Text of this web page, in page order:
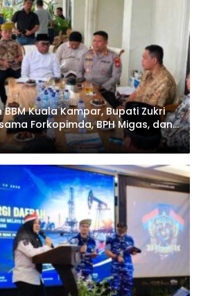
Kuala Kampar, Bupati Zukri
Forkopimda, BPH Migas, dan